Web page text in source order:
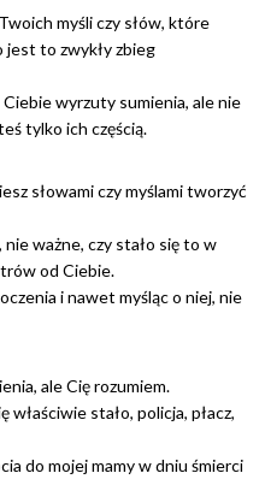
myśli czy słów, które
jest to zwykły zbieg
wyrzuty sumienia, ale nie
tylko ich częścią.
słowami czy myślami tworzyć
ważne, czy stało się to w
od Ciebie.
i nawet myśląc o niej, nie
ale Cię rozumiem.
właściwie stało, policja, płacz,
do mojej mamy w dniu śmierci